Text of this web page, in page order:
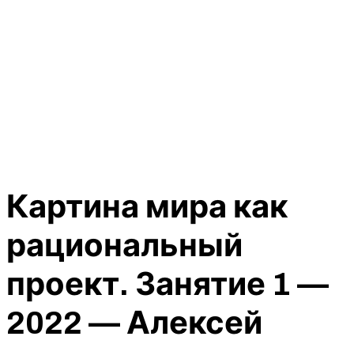
Картина мира как
рациональный
проект. Занятие 1 —
2022 — Алексей